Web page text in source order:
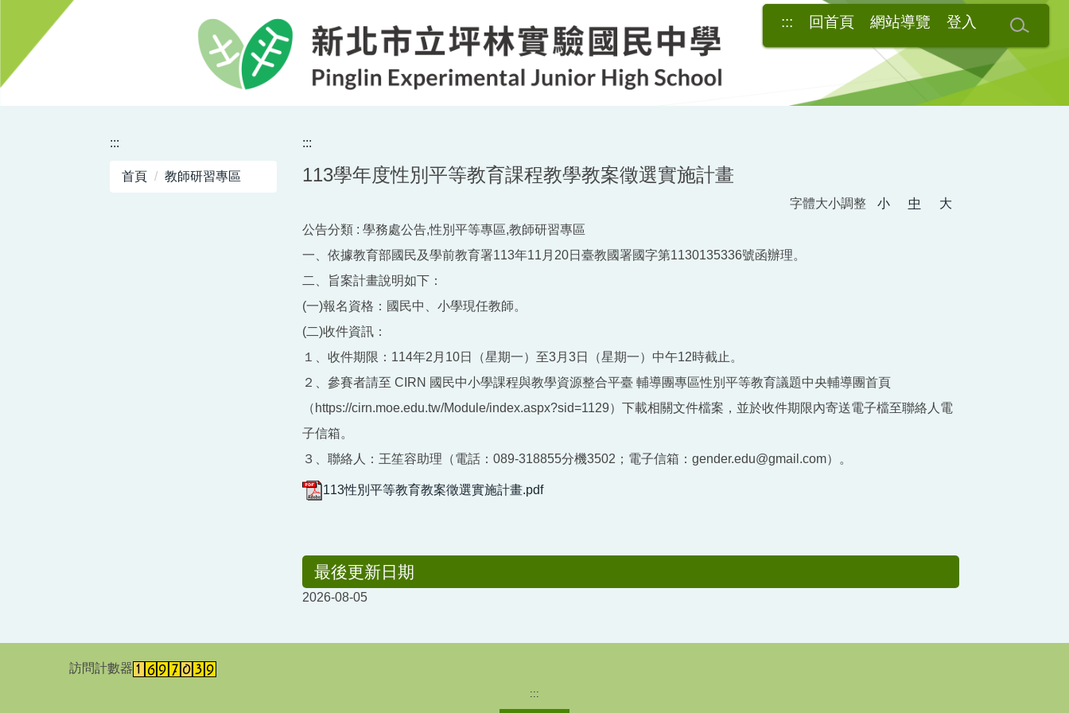
要
::: 回首頁 網站導覽 登入
:::
首頁 教師研習專區
:::
113學年度性別平等教育課程教學教案徵選實施計畫
字體大小調整 小 中
大
公告分類 : 學務處公告,性別平等專區,教師研習專區
一、依據教育部國民及學前教育署113年11月20日臺教國署國字第1130135336號函辦理。
二、旨案計畫說明如下：
(一)報名資格：國民中、小學現任教師。
(二)收件資訊：
１、收件期限：114年2月10日（星期一）至3月3日（星期一）中午12時截止。
２、參賽者請至 CIRN 國民中小學課程與教學資源整合平臺 輔導團專區性別平等教育議題中央輔導團首頁
（https://cirn.moe.edu.tw/Module/index.aspx?sid=1129）下載相關文件檔案，並於收件期限內寄送電子檔至聯絡人電
子信箱。
３、聯絡人：王笙容助理（電話：089-318855分機3502；電子信箱：gender.edu@gmail.com）。
113性別平等教育教案徵選實施計畫.pdf
最後更新日期
2026-08-05
訪問計數器
:::